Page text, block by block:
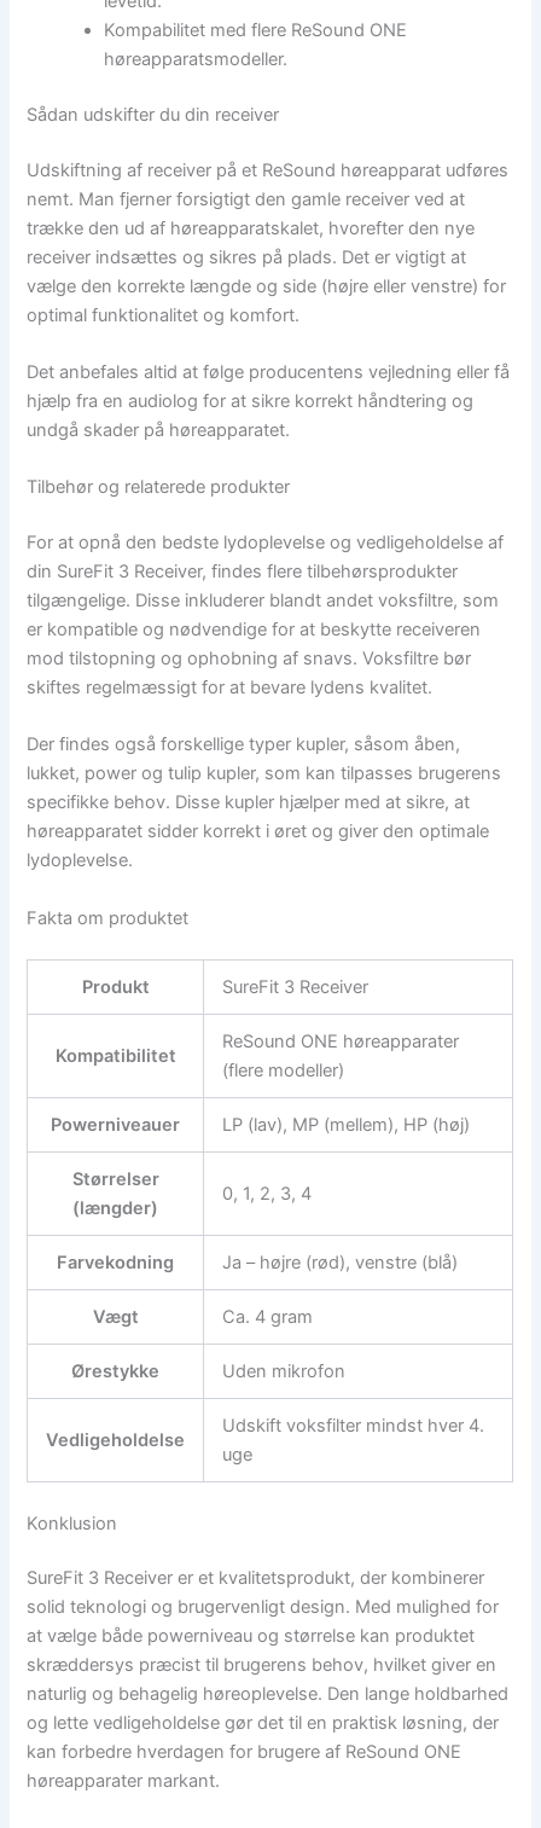
Kompabilitet med flere ReSound ONE
høreapparatsmodeller.
Sådan udskifter du din receiver
Udskiftning af receiver på et ReSound høreapparat udføres
nemt. Man fjerner forsigtigt den gamle receiver ved at
trække den ud af høreapparatskalet, hvorefter den nye
receiver indsættes og sikres på plads. Det er vigtigt at
vælge den korrekte længde og side (højre eller venstre) for
optimal funktionalitet og komfort.
Det anbefales altid at følge producentens vejledning eller få
hjælp fra en audiolog for at sikre korrekt håndtering og
undgå skader på høreapparatet.
Tilbehør og relaterede produkter
For at opnå den bedste lydoplevelse og vedligeholdelse af
din SureFit 3 Receiver, findes flere tilbehørsprodukter
tilgængelige. Disse inkluderer blandt andet voksfiltre, som
er kompatible og nødvendige for at beskytte receiveren
mod tilstopning og ophobning af snavs. Voksfiltre bør
skiftes regelmæssigt for at bevare lydens kvalitet.
Der findes også forskellige typer kupler, såsom åben,
lukket, power og tulip kupler, som kan tilpasses brugerens
specifikke behov. Disse kupler hjælper med at sikre, at
høreapparatet sidder korrekt i øret og giver den optimale
lydoplevelse.
Fakta om produktet
Produkt SureFit 3 Receiver
Kompatibilitet
ReSound ONE høreapparater
(flere modeller)
Powerniveauer LP (lav), MP (mellem), HP (høj)
Størrelser
(længder)
0, 1, 2, 3, 4
Farvekodning Ja – højre (rød), venstre (blå)
Vægt Ca. 4 gram
Ørestykke Uden mikrofon
Vedligeholdelse
Udskift voksfilter mindst hver 4.
uge
Konklusion
SureFit 3 Receiver er et kvalitetsprodukt, der kombinerer
solid teknologi og brugervenligt design. Med mulighed for
at vælge både powerniveau og størrelse kan produktet
skræddersys præcist til brugerens behov, hvilket giver en
naturlig og behagelig høreoplevelse. Den lange holdbarhed
og lette vedligeholdelse gør det til en praktisk løsning, der
kan forbedre hverdagen for brugere af ReSound ONE
høreapparater markant.